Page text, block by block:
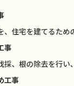
、住宅を建てるため
事
採、根の除去を行い
工事